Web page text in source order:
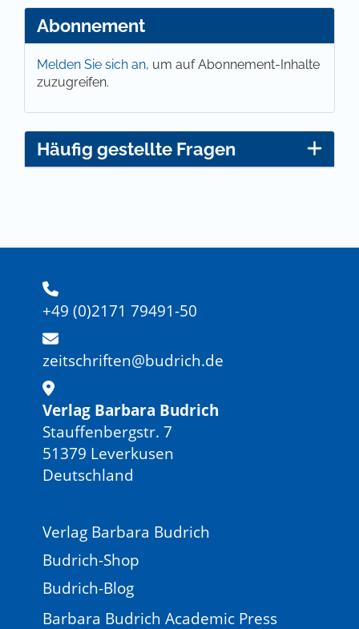
Abonnement
Melden Sie sich an, um auf Abonnement-Inhalte
zuzugreifen.
Häufig gestellte Fragen
+49 (0)2171 79491-50
zeitschriften@budrich.de
Verlag Barbara Budrich
Stauffenbergstr. 7
51379 Leverkusen
Deutschland
Verlag Barbara Budrich
Budrich-Shop
Budrich-Blog
Barbara Budrich Academic Press